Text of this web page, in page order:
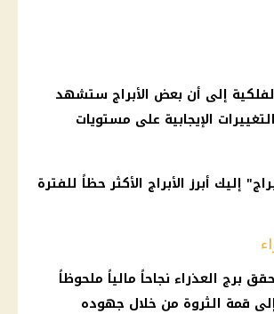
إلى أن بعض الأبراج ستشهد
الإيجابية على مستويات
" إليك أبرزالأبراج الأكثر حظاً للفترة
برج العذراء نجاحاً مالياً ملحوظاً
قمة الثروة من خلال جهوده